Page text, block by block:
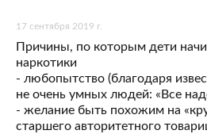
17 сентября 2019 г.
Причины, по которым дети
наркотики
- любопытство (благодаря
не очень умных людей: «Все
- желание быть похожим на
старшего авторитетного